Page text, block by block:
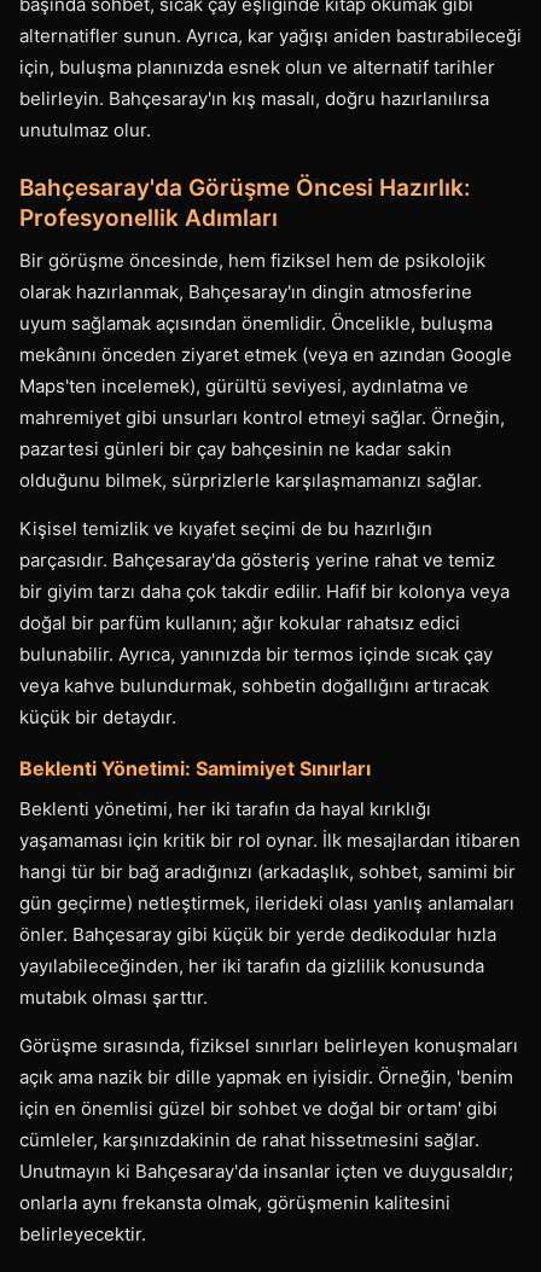
alternatifler sunun. Ayrıca, kar yağışı aniden bastırabileceği
için, buluşma planınızda esnek olun ve alternatif tarihler
belirleyin. Bahçesaray'ın kış masalı, doğru hazırlanılırsa
unutulmaz olur.
Bahçesaray'da Görüşme Öncesi Hazırlık:
Profesyonellik Adımları
Bir görüşme öncesinde, hem fiziksel hem de psikolojik
olarak hazırlanmak, Bahçesaray'ın dingin atmosferine
uyum sağlamak açısından önemlidir. Öncelikle, buluşma
mekânını önceden ziyaret etmek (veya en azından Google
Maps'ten incelemek), gürültü seviyesi, aydınlatma ve
mahremiyet gibi unsurları kontrol etmeyi sağlar. Örneğin,
pazartesi günleri bir çay bahçesinin ne kadar sakin
olduğunu bilmek, sürprizlerle karşılaşmamanızı sağlar.
Kişisel temizlik ve kıyafet seçimi de bu hazırlığın
parçasıdır. Bahçesaray'da gösteriş yerine rahat ve temiz
bir giyim tarzı daha çok takdir edilir. Hafif bir kolonya veya
doğal bir parfüm kullanın; ağır kokular rahatsız edici
bulunabilir. Ayrıca, yanınızda bir termos içinde sıcak çay
veya kahve bulundurmak, sohbetin doğallığını artıracak
küçük bir detaydır.
Beklenti Yönetimi: Samimiyet Sınırları
Beklenti yönetimi, her iki tarafın da hayal kırıklığı
yaşamaması için kritik bir rol oynar. İlk mesajlardan itibaren
hangi tür bir bağ aradığınızı (arkadaşlık, sohbet, samimi bir
gün geçirme) netleştirmek, ilerideki olası yanlış anlamaları
önler. Bahçesaray gibi küçük bir yerde dedikodular hızla
yayılabileceğinden, her iki tarafın da gizlilik konusunda
mutabık olması şarttır.
Görüşme sırasında, fiziksel sınırları belirleyen konuşmaları
açık ama nazik bir dille yapmak en iyisidir. Örneğin, 'benim
için en önemlisi güzel bir sohbet ve doğal bir ortam' gibi
cümleler, karşınızdakinin de rahat hissetmesini sağlar.
Unutmayın ki Bahçesaray'da insanlar içten ve duygusaldır;
onlarla aynı frekansta olmak, görüşmenin kalitesini
belirleyecektir.